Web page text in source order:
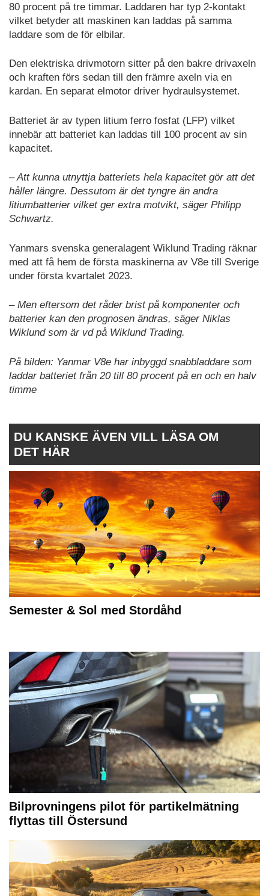
80 procent på tre timmar. Laddaren har typ 2-kontakt
vilket betyder att maskinen kan laddas på samma
laddare som de för elbilar.
Den elektriska drivmotorn sitter på den bakre drivaxeln
och kraften förs sedan till den främre axeln via en
kardan. En separat elmotor driver hydraulsystemet.
Batteriet är av typen litium ferro fosfat (LFP) vilket
innebär att batteriet kan laddas till 100 procent av sin
kapacitet.
– Att kunna utnyttja batteriets hela kapacitet gör att det
håller längre. Dessutom är det tyngre än andra
litiumbatterier vilket ger extra motvikt, säger Philipp
Schwartz.
Yanmars svenska generalagent Wiklund Trading räknar
med att få hem de första maskinerna av V8e till Sverige
under första kvartalet 2023.
– Men eftersom det råder brist på komponenter och
batterier kan den prognosen ändras, säger Niklas
Wiklund som är vd på Wiklund Trading.
På bilden: Yanmar V8e har inbyggd snabbladdare som
laddar batteriet från 20 till 80 procent på en och en halv
timme
DU KANSKE ÄVEN VILL LÄSA OM
DET HÄR
Semester & Sol med Stordåhd
Bilprovningens pilot för partikelmätning
flyttas till Östersund